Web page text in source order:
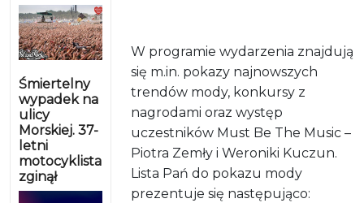
Śmiertelny
wypadek na
ulicy
Morskiej. 37-
letni
motocyklista
zginął
W programie wydarzenia znajdują
się m.in. pokazy najnowszych
trendów mody, konkursy z
nagrodami oraz występ
uczestników Must Be The Music –
Piotra Zemły i Weroniki Kuczun.
Lista Pań do pokazu mody
prezentuje się następująco: